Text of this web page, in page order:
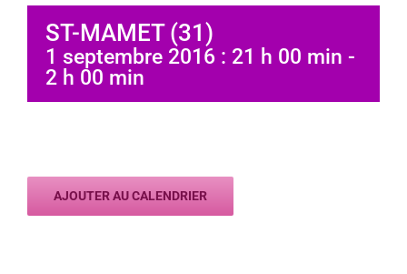
ST-MAMET (31)
1 septembre 2016 : 21 h 00 min -
2 h 00 min
AJOUTER AU CALENDRIER